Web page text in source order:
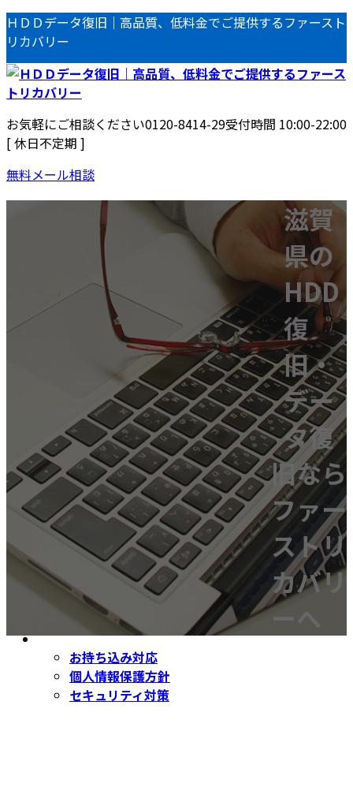
コ
ン
テ
ン
ツ
へ
ス
キ
ッ
ナ
ビ
ゲ
ー
シ
ョ
ン
に
移
ＨＤＤデータ復旧｜高品質、低料金でご提供するファースト
リカバリー
お気軽にご相談ください0120-8414-29受付時間 10:00-22:00
[ 休日不定期 ]
無料メール相談
当社の特徴データ復旧
はじめての方へ
サーバ復旧
USBメモリ復旧
デジタルビデオカメラ復旧
SSD復旧
超特急サービス
お持ち込み対応
セキュリティ対策
お取引実績
お客様の声
お客様の声 速報ページ
サービスの流れ
データ復旧申込書
オンライン申し込み
無料初期診断・お見積のお申し込み
無料相談について
HDDを弊社へお送りいただく方法
お持ち込み対応
Ｑ＆Ａ
会社案内
お持ち込み対応
個人情報保護方針
セキュリティ対策
滋賀
県の
HDD
復
旧・
デー
タ復
旧なら
ファー
ストリ
カバリ
ーへ